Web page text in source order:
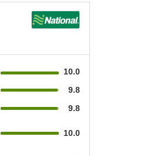
10.0
9.8
9.8
10.0